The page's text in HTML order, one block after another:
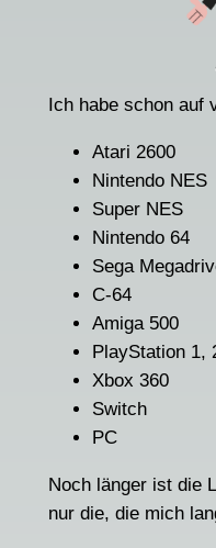
Ich habe schon auf
Atari 2600
Nintendo NES
Super NES
Nintendo 64
Sega
C-64
Amiga 500
PlayStation 1,
Xbox 360
Switch
PC
Noch länger ist die
nur die, die mich